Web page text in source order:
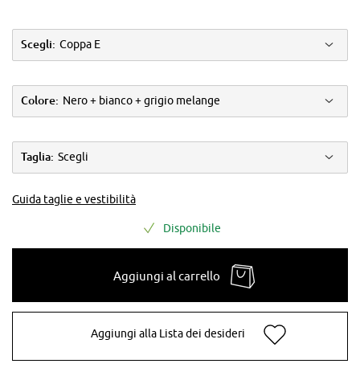
Scegli: Coppa E
Colore: Nero + bianco + grigio melange
Taglia: Scegli
Guida taglie e vestibilità
Disponibile
Aggiungi al carrello
Aggiungi alla Lista dei desideri